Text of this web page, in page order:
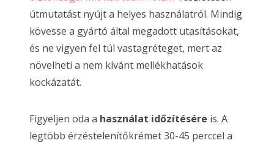
útmutatást nyújt a helyes használatról. Mindig
kövesse a gyártó által megadott utasításokat,
és ne vigyen fel túl vastagréteget, mert az
növelheti a nem kívánt mellékhatások
kockázatát.
Figyeljen oda a használat időzítésére is. A
legtöbb érzéstelenítőkrémet 30-45 perccel a